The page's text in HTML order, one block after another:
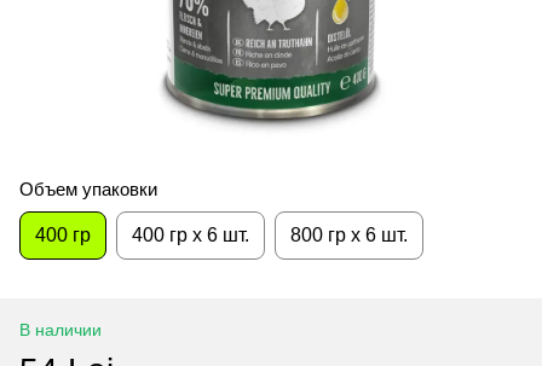
Объем упаковки
400 гр 400 гр x 6 шт. 800 гр x 6 шт.
В наличии